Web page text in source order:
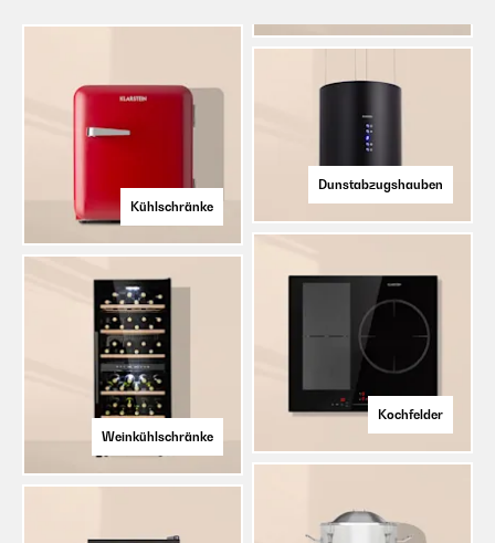
Kühlschränke
Weinkühlschränke
Dunstabzugshauben
Kochfelder